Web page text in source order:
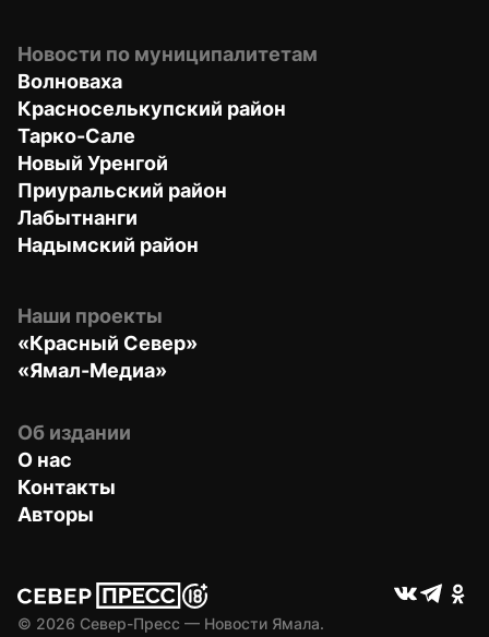
Новости по муниципалитетам
Волноваха
Красноселькупский район
Тарко-Сале
Новый Уренгой
Приуральский район
Лабытнанги
Надымский район
Наши проекты
«Красный Север»
«Ямал-Медиа»
Об издании
О нас
Контакты
Авторы
© 2026 Север-Пресс — Новости Ямала.